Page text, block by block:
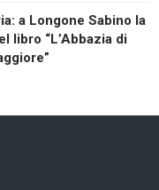
a Longone Sabino la
libro “L’Abbazia di